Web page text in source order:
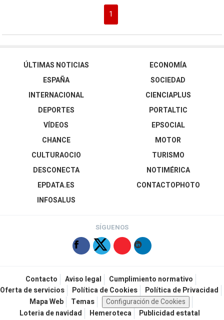
1
ÚLTIMAS NOTICIAS
ESPAÑA
INTERNACIONAL
DEPORTES
VÍDEOS
ECONOMÍA
SOCIEDAD
CIENCIAPLUS
PORTALTIC
EPSOCIAL
CHANCE
CULTURAOCIO
DESCONECTA
EPDATA.ES
INFOSALUS
MOTOR
TURISMO
NOTIMÉRICA
CONTACTOPHOTO
SÍGUENOS
Contacto Aviso legal
Cumplimiento normativo
Oferta de servicios
Política de Cookies
Política de Privacidad
Mapa Web
Temas
Configuración de Cookies
Loteria de navidad
Hemeroteca Publicidad estatal